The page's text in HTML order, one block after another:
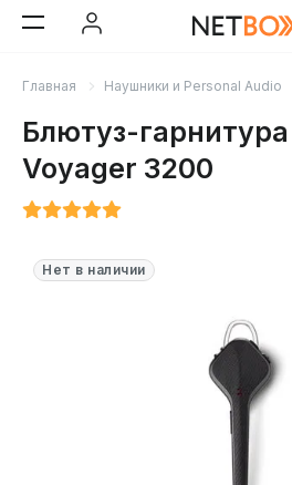
Главная Наушники и Personal Audio
Блютуз-
Voyager 3200
Нет в наличии